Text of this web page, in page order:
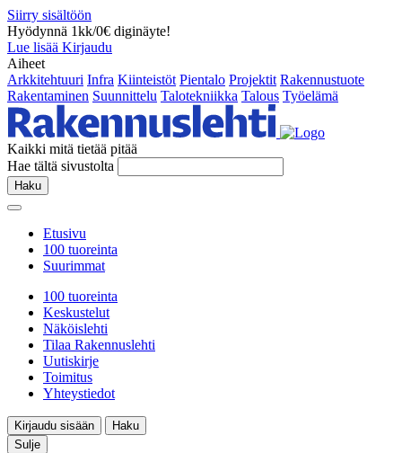
Siirry sisältöön
Hyödynnä 1kk/0€ diginäyte!
Lue lisää Kirjaudu
Aiheet
Arkkitehtuuri Infra Kiinteistöt Pientalo Projektit Rakennustuote
Rakentaminen Suunnittelu Talotekniikka Talous Työelämä
Kaikki mitä tietää pitää
Hae tältä sivustolta
Haku
Etusivu
100 tuoreinta
Suurimmat
100 tuoreinta
Keskustelut
Näköislehti
Tilaa Rakennuslehti
Uutiskirje
Toimitus
Yhteystiedot
Kirjaudu sisään
Haku
Sulje